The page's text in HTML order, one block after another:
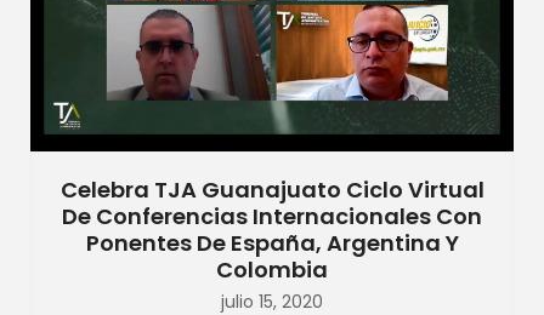
Celebra TJA Guanajuato Ciclo Virtual
De Conferencias Internacionales Con
Ponentes De España, Argentina Y
Colombia
julio 15, 2020